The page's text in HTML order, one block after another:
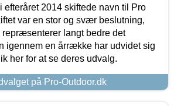
efteråret 2014 skiftede navn til Pro
var en stor og svær beslutning,
repræsenterer langt bedre det
igennem en årrække har udvidet sig
her for at se deres udvalg.
på Pro-Outdoor.dk